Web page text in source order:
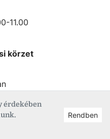
érdekében
Rendben
11.00
körzet